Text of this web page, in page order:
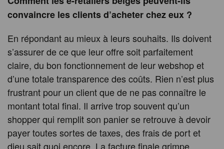
convaincre les clients d’acheter chez eux ?
En répondant au mieux à leurs souhaits. Ils doivent
s’assurer de ce que leur offre soit parfaitement
claire, du bon fonctionnement de leur webshop et
d’une totale transparence des coûts. Rien n’est plus
frustrant pour un client que de ne pas connaître le
montant total final. Il arrive trop souvent qu’un
shopper qui remplit son panier se retrouve à devoir
payer toutes sortes de taxes, des frais de port et
dieu sait quoi encore. La facture finale grimpe